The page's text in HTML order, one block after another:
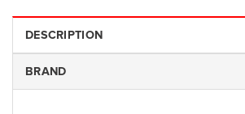
DESCRIPTION
BRAND